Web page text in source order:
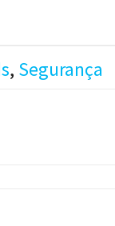
, Segurança